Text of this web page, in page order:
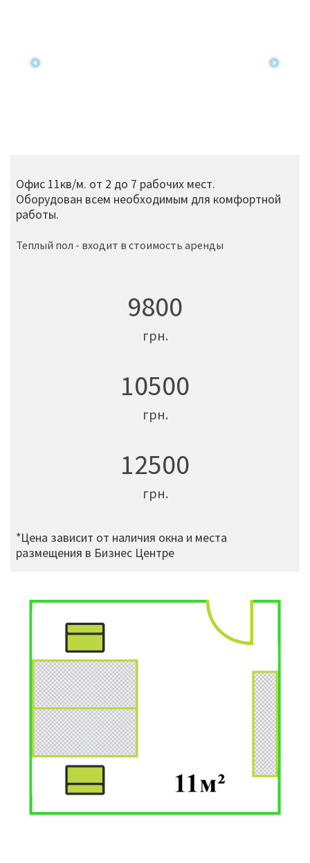
Офис 11кв/м. от 2 до 7 рабочих мест.
Оборудован всем необходимым для комфортной
работы.
Теплый пол - входит в стоимость аренды
9800
грн.
10500
грн.
12500
грн.
*Цена зависит от наличия окна и места
размещения в Бизнес Центре